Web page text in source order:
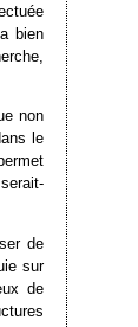
bien
non
le
de
sur
de